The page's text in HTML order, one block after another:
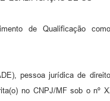
de Qualificação
pessoa jurídica de
no CNPJ/MF sob o nº